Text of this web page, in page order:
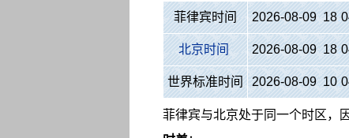
菲律宾时间 2026-08-09 18
北京时间 2026-08-09 18
世界标准时间 2026-08-09 10
菲律宾与北京处于同一个时区，